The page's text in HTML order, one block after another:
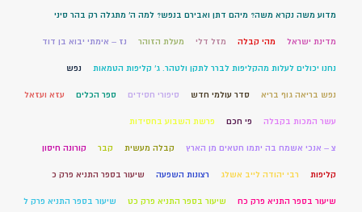
מדוע משה נקרא משה? מיהם דתן ואבירם בנפש? למה ה' מתגלה רק בהר סיני
מדינת ישראל מהי קבלה מזל דלי מעלת הזוהר נז – אימתי יבוא בן דוד
נחנו יכולים לעלות מהקליפות לברר לתקן ולטהר. ג' קליפות הטמאות נפש
נפש בריאה גוף בריא סדר עולמי חדש סיפורי חסידים ספר הכלים עזא ועזאל
עשר המכות בקבלה פי חכם פרשת השבוע בחסידות
צ – אנכי אשמח בה יתמו חטאים מן הארץ קבלה מעשית קבר קורונה חיסון
קליפות רבי יהודה לייב אשלג רצונות השפעה שיעור בספר התניא פרק כ
שיעור בספר התניא פרק כח שיעור בספר התניא פרק כט שיעור בספר התניא פרק ל